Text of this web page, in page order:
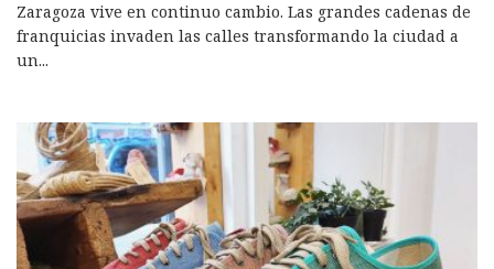
Zaragoza vive en continuo cambio. Las grandes cadenas de
franquicias invaden las calles transformando la ciudad a
un...